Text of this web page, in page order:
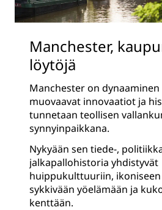
Manchester,
löytöjä
Manchester on
muovaavat innovaatiot ja
tunnetaan teollisen
synnyinpaikkana.
Nykyään sen tiede-,
jalkapallohistoria yhdistyvät
huippukulttuuriin,
sykkivään yöelämään ja
kenttään.